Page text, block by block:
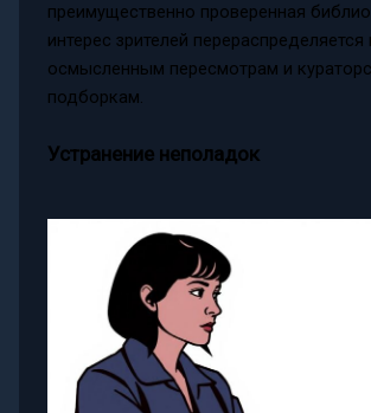
преимущественно проверенная
интерес зрителей перераспределяется
осмысленным пересмотрам и
подборкам.
Устранение неполадок